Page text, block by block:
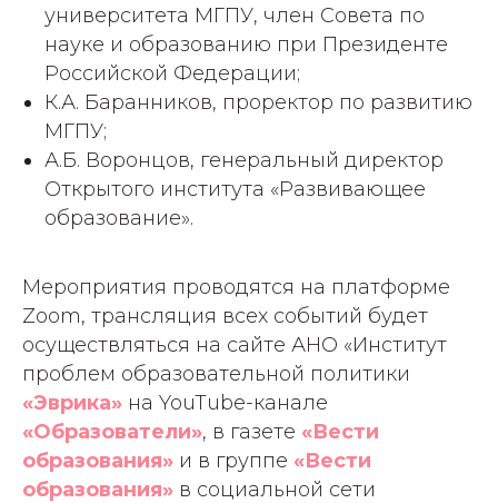
университета МГПУ, член Совета по
науке и образованию при Президенте
Российской Федерации;
К.А. Баранников, проректор по развитию
МГПУ;
А.Б. Воронцов, генеральный директор
Открытого института «Развивающее
образование».
Мероприятия проводятся на платформе
Zoom, трансляция всех событий будет
осуществляться на сайте АНО «Институт
проблем образовательной политики
«Эврика» на YouTube-канале
«Образователи», в газете «Вести
образования» и в группе «Вести
образования» в социальной сети